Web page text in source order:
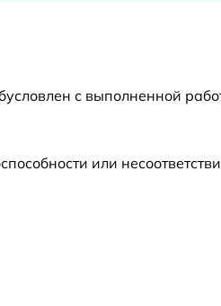
60 мин
с выполненной
или